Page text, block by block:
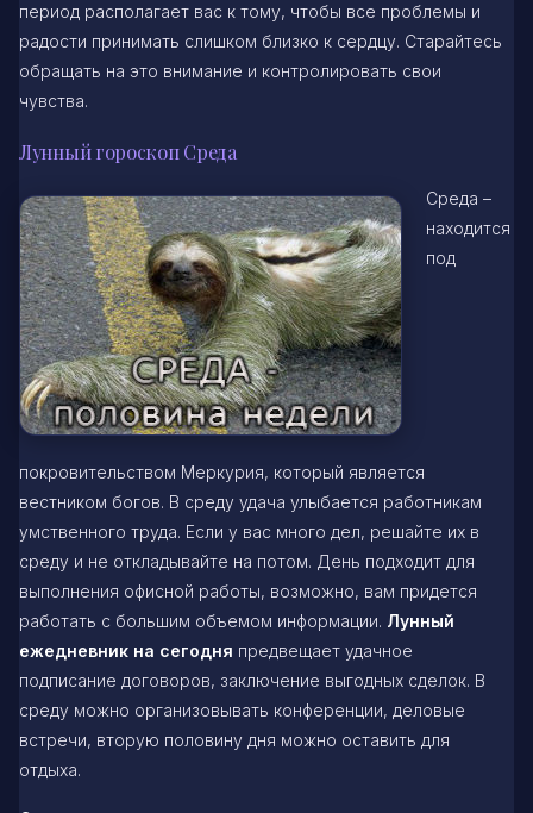
период располагает вас к тому, чтобы все проблемы и
радости принимать слишком близко к сердцу. Старайтесь
обращать на это внимание и контролировать свои
чувства.
Лунный гороскоп Среда
Среда –
находится
под
покровительством Меркурия, который является
вестником богов. В среду удача улыбается работникам
умственного труда. Если у вас много дел, решайте их в
среду и не откладывайте на потом. День подходит для
выполнения офисной работы, возможно, вам придется
работать с большим объемом информации. Лунный
ежедневник на сегодня предвещает удачное
подписание договоров, заключение выгодных сделок. В
среду можно организовывать конференции, деловые
встречи, вторую половину дня можно оставить для
отдыха.